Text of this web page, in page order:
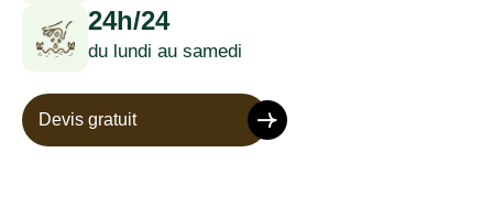
24h/24
du lundi au samedi
Devis gratuit